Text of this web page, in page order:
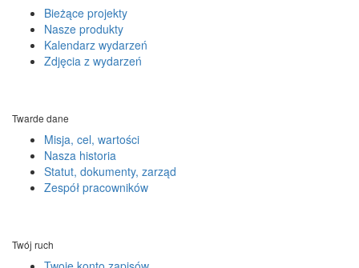
Bieżące projekty
Nasze produkty
Kalendarz wydarzeń
Zdjęcia z wydarzeń
Twarde dane
Misja, cel, wartości
Nasza historia
Statut, dokumenty, zarząd
Zespół pracowników
Twój ruch